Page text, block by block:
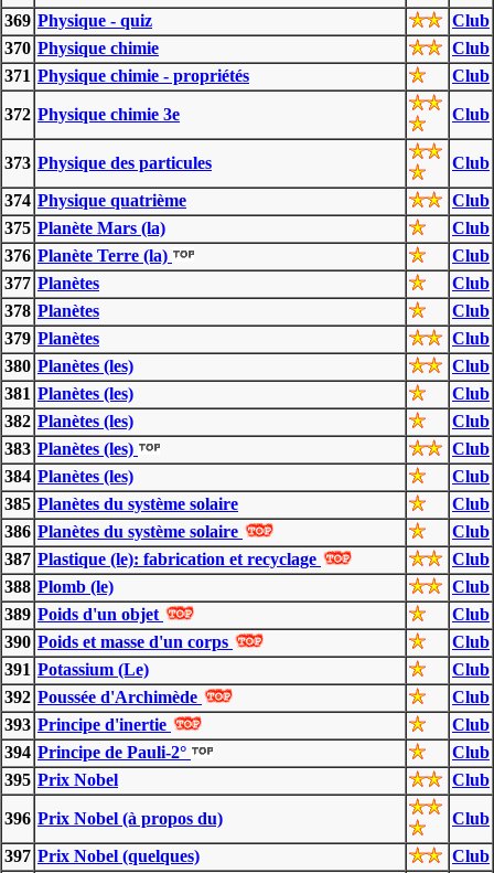
369 Physique - quiz
Club
370 Physique chimie
Club
371 Physique chimie - propriétés Club
372 Physique chimie 3e Club
373 Physique des particules
Club
374 Physique quatrième
Club
375 Planète Mars (la)
Club
376 Planète Terre (la)
Club
377 Planètes
Club
378 Planètes
Club
379 Planètes
Club
380 Planètes (les)
Club
381 Planètes (les)
Club
382 Planètes (les)
Club
383 Planètes (les)
Club
384 Planètes (les)
Club
385 Planètes du système solaire
Club
386 Planètes du système solaire
Club
387 Plastique (le): fabrication et recyclage
Club
388 Plomb (le)
Club
389 Poids d'un objet
Club
390 Poids et masse d'un corps
Club
391 Potassium (Le)
Club
392 Poussée d'Archimède
Club
393 Principe d'inertie
Club
394 Principe de Pauli-2°
Club
395 Prix Nobel Club
396 Prix Nobel (à propos du)
Club
397 Prix Nobel (quelques) Club